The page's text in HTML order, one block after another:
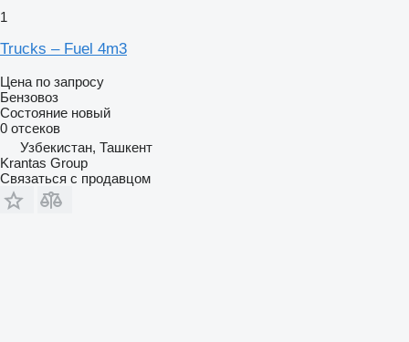
1
Trucks – Fuel 4m3
Цена по запросу
Бензовоз
Состояние новый
0 отсеков
Узбекистан, Ташкент
Krantas Group
Связаться с продавцом